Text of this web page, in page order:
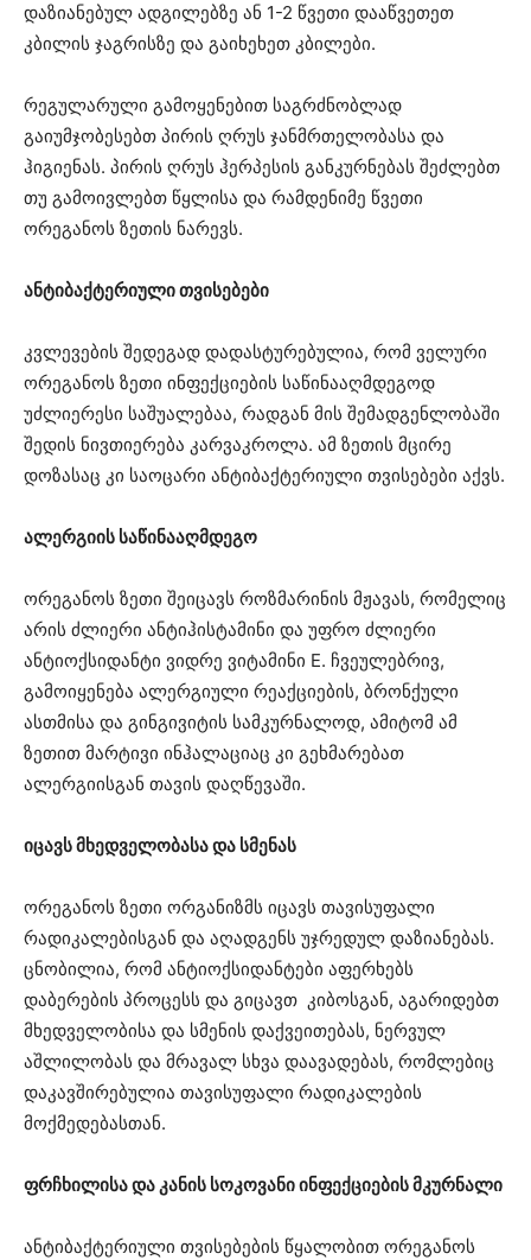
დაზიანებულ ადგილებზე ან 1-2 წვეთი დააწვეთეთ
კბილის ჯაგრისზე და გაიხეხეთ კბილები.
რეგულარული გამოყენებით საგრძნობლად
გაიუმჯობესებთ პირის ღრუს ჯანმრთელობასა და
ჰიგიენას. პირის ღრუს ჰერპესის განკურნებას შეძლებთ
თუ გამოივლებთ წყლისა და რამდენიმე წვეთი
ორეგანოს ზეთის ნარევს.
ანტიბაქტერიული თვისებები
კვლევების შედეგად დადასტურებულია, რომ ველური
ორეგანოს ზეთი ინფექციების საწინააღმდეგოდ
უძლიერესი საშუალებაა, რადგან მის შემადგენლობაში
შედის ნივთიერება კარვაკროლა. ამ ზეთის მცირე
დოზასაც კი საოცარი ანტიბაქტერიული თვისებები აქვს.
ალერგიის საწინააღმდეგო
ორეგანოს ზეთი შეიცავს როზმარინის მჟავას, რომელიც
არის ძლიერი ანტიჰისტამინი და უფრო ძლიერი
ანტიოქსიდანტი ვიდრე ვიტამინი E. ჩვეულებრივ,
გამოიყენება ალერგიული რეაქციების, ბრონქული
ასთმისა და გინგივიტის სამკურნალოდ, ამიტომ ამ
ზეთით მარტივი ინჰალაციაც კი გეხმარებათ
ალერგიისგან თავის დაღწევაში.
იცავს მხედველობასა და სმენას
ორეგანოს ზეთი ორგანიზმს იცავს თავისუფალი
რადიკალებისგან და აღადგენს უჯრედულ დაზიანებას.
ცნობილია, რომ ანტიოქსიდანტები აფერხებს
დაბერების პროცესს და გიცავთ კიბოსგან, აგარიდებთ
მხედველობისა და სმენის დაქვეითებას, ნერვულ
აშლილობას და მრავალ სხვა დაავადებას, რომლებიც
დაკავშირებულია თავისუფალი რადიკალების
მოქმედებასთან.
ფრჩხილისა და კანის სოკოვანი ინფექციების მკურნალი
ანტიბაქტერიული თვისებების წყალობით ორეგანოს